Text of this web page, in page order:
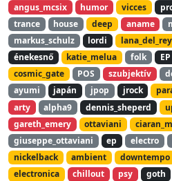
angus_mcsix
humor vicces
trance
house deep aname
markus_schulz
lordi lana_del_rey
énekesnő
katie_melua folk EP
cosmic_gate
POS szubjektív
ayumi
japán jpop jrock
arty
alpha9 dennis_sheperd
gareth_emery
ottaviani
giuseppe_ottaviani
ep electro
nickelback
ambient downtempo
electronica
chillout psy goth